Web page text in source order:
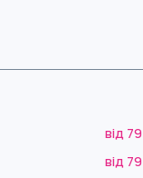
від
від